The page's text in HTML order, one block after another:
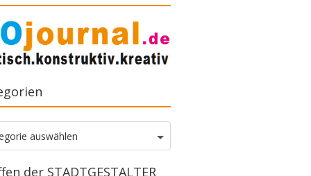
auswählen
der STADTGESTALTER